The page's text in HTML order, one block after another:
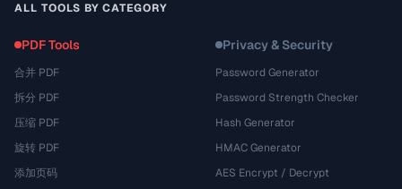
ALL TOOLS BY CATEGORY
PDF Tools
合并 PDF
拆分 PDF
压缩 PDF
旋转 PDF
添加页码
Privacy & Security
Password Generator
Password Strength Checker
Hash Generator
HMAC Generator
AES Encrypt / Decrypt